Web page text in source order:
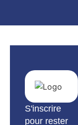
S'inscrire
pour rester